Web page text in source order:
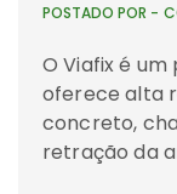
POSTADO POR -
O Viafix é
oferece alta
concreto,
retração da